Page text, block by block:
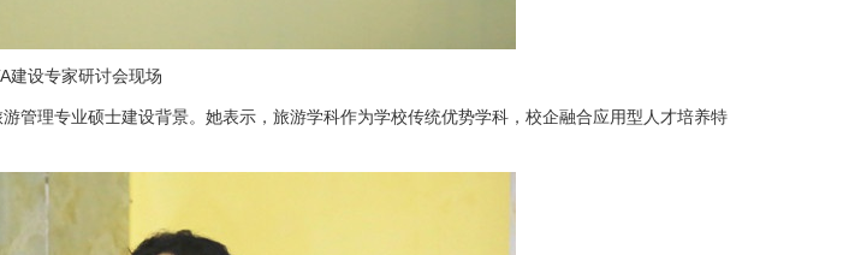
建设专家研讨会现场
理专业硕士建设背景。她表示， 旅游学科作为学校传统优势学科，校企融合应用型人才培养特